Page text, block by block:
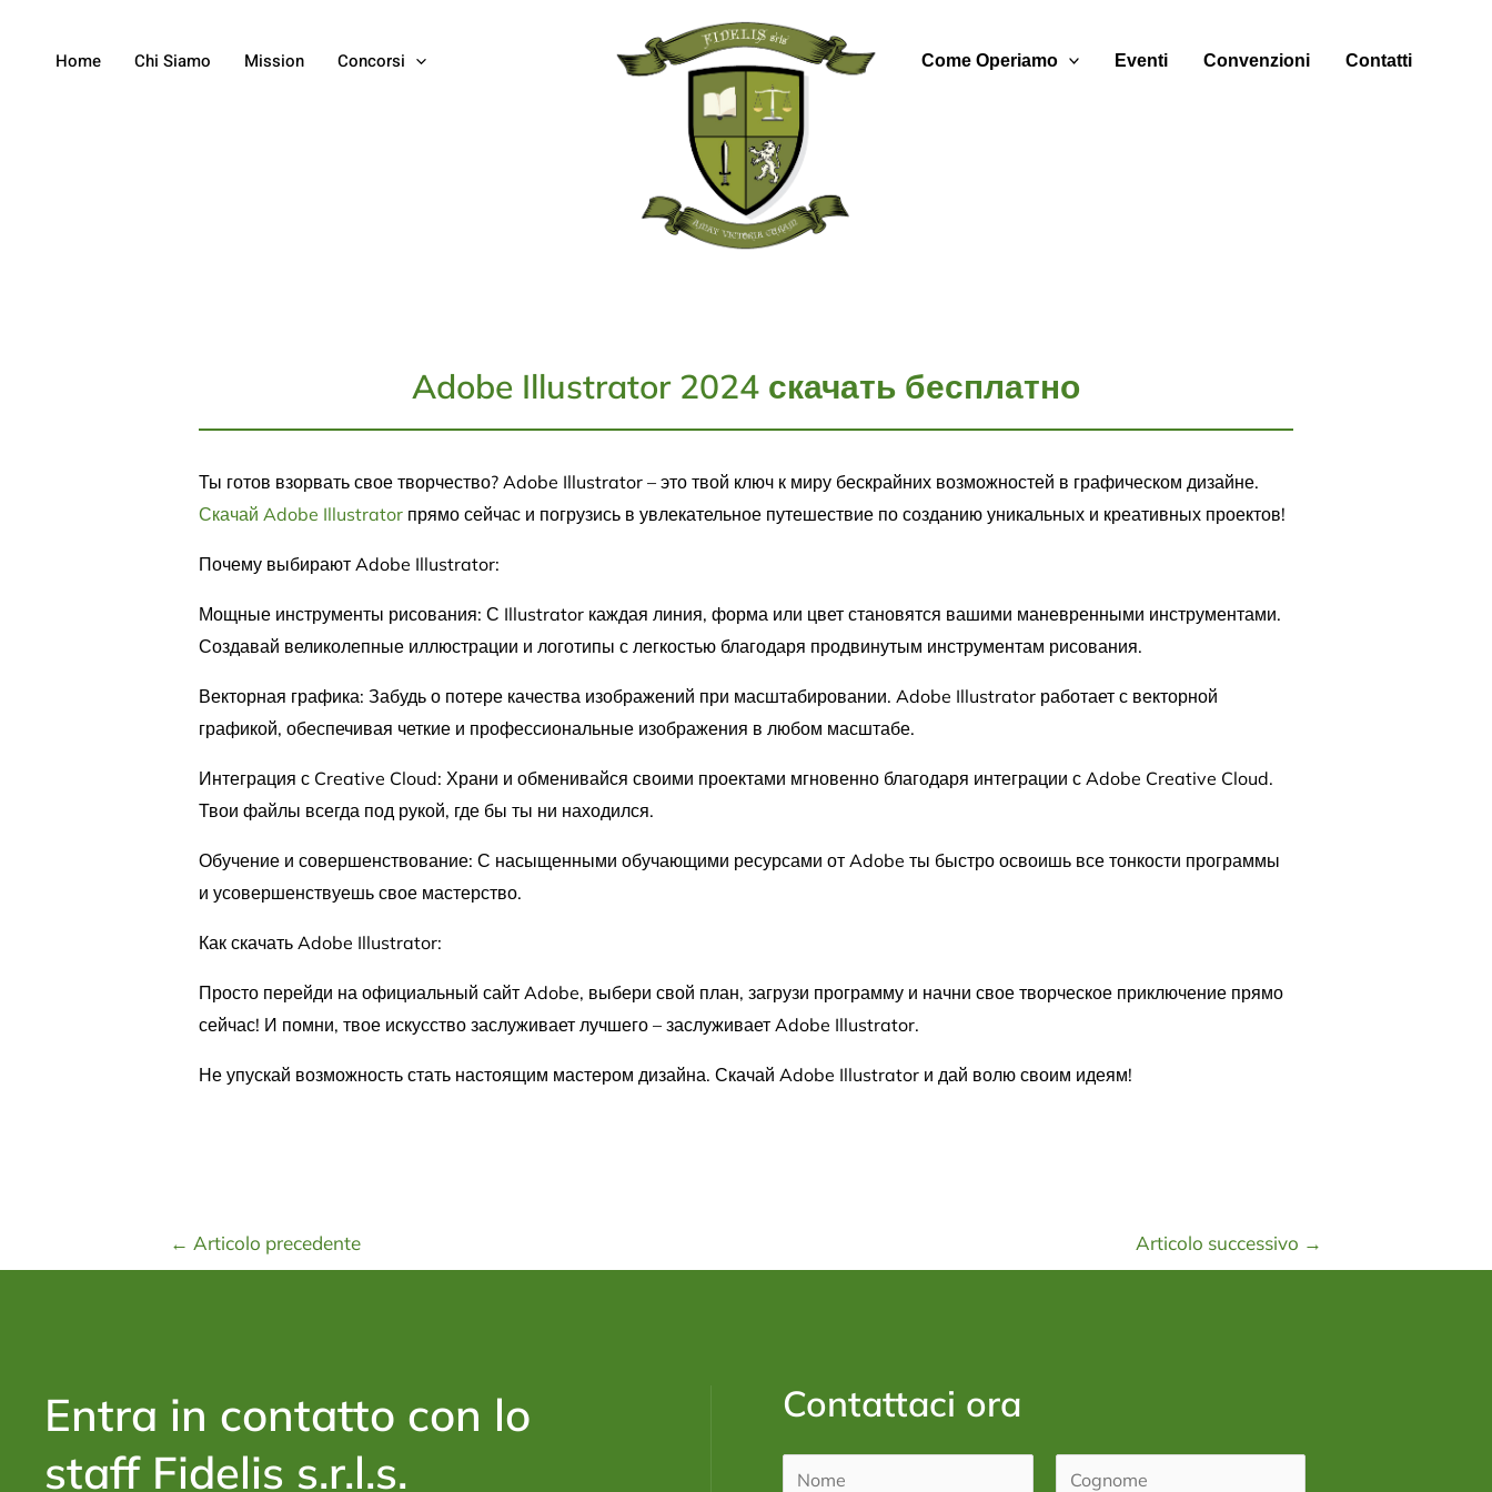
Home Chi Siamo Mission Concorsi Come Operiamo Eventi Convenzioni Contatti
Adobe Illustrator 2024 скачать бесплатно
Ты готов взорвать свое творчество? Adobe Illustrator – это твой ключ к миру бескрайних возможностей в графическом дизайне.
Скачай Adobe Illustratorпрямо сейчас и погрузись в увлекательное путешествие по созданию уникальных и креативных проектов!
Почему выбирают Adobe Illustrator:
Мощные инструменты рисования: С Illustrator каждая линия, форма или цвет становятся вашими маневренными инструментами.
Создавай великолепные иллюстрации и логотипы с легкостью благодаря продвинутым инструментам рисования.
Векторная графика: Забудь о потере качества изображений при масштабировании. Adobe Illustrator работает с векторной
графикой, обеспечивая четкие и профессиональные изображения в любом масштабе.
Интеграция с Creative Cloud: Храни и обменивайся своими проектами мгновенно благодаря интеграции с Adobe Creative Cloud.
Твои файлы всегда под рукой, где бы ты ни находился.
Обучение и совершенствование: С насыщенными обучающими ресурсами от Adobe ты быстро освоишь все тонкости программы
и усовершенствуешь свое мастерство.
Как скачать Adobe Illustrator:
Просто перейди на официальный сайт Adobe, выбери свой план, загрузи программу и начни свое творческое приключение прямо
сейчас! И помни, твое искусство заслуживает лучшего – заслуживает Adobe Illustrator.
Не упускай возможность стать настоящим мастером дизайна. Скачай Adobe Illustrator и дай волю своим идеям!
← Articolo precedente Articolo successivo →
Entra in contatto con lo
staff Fidelis s.r.l.s.
Contattaci ora